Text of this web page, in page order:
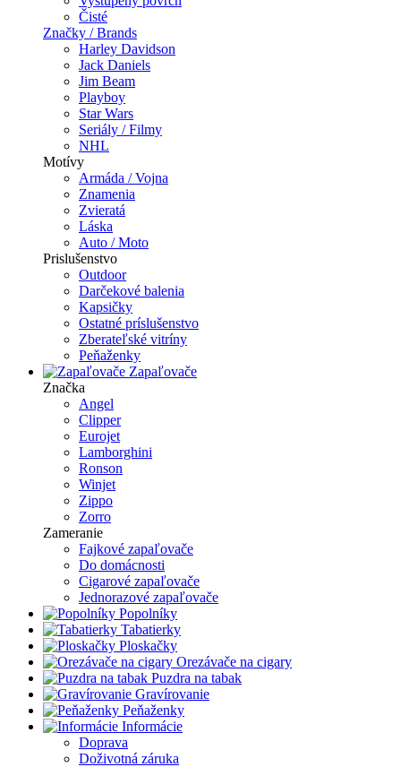
Čisté
Značky / Brands
Harley Davidson
Jack Daniels
Jim Beam
Playboy
Star Wars
Seriály / Filmy
NHL
Motívy
Armáda / Vojna
Znamenia
Zvieratá
Láska
Auto / Moto
Prislušenstvo
Outdoor
Darčekové balenia
Kapsičky
Ostatné príslušenstvo
Zberateľské vitríny
Peňaženky
Zapaľovače
Značka
Angel
Clipper
Eurojet
Lamborghini
Ronson
Winjet
Zippo
Zorro
Zameranie
Fajkové zapaľovače
Do domácnosti
Cigarové zapaľovače
Jednorazové zapaľovače
Popolníky
Tabatierky
Ploskačky
Orezávače na cigary
Puzdra na tabak
Gravírovanie
Peňaženky
Informácie
Doprava
Doživotná záruka